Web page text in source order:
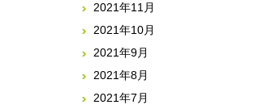
2021年11月
2021年10月
2021年9月
2021年8月
2021年7月